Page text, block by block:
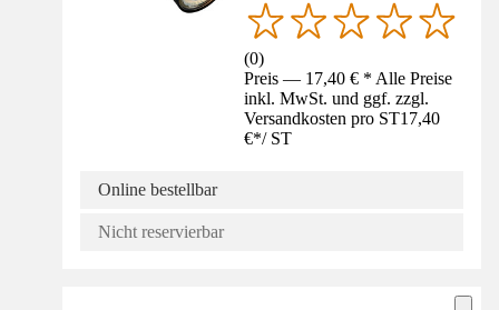
(0)
Preis — 17,40 € * Alle Preise
inkl. MwSt. und ggf. zzgl.
Versandkosten pro ST17,40
€*/ ST
Online bestellbar
Nicht reservierbar